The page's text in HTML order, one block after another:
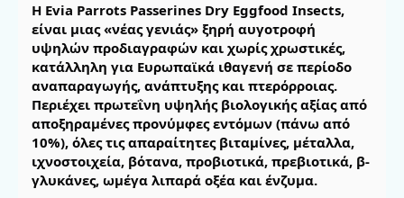
H Evia Parrots Passerines Dry Eggfood Insects,
είναι μιας «νέας γενιάς» ξηρή αυγοτροφή
υψηλών προδιαγραφών και χωρίς χρωστικές,
κατάλληλη για Ευρωπαϊκά ιθαγενή σε περίοδο
αναπαραγωγής, ανάπτυξης και πτερόρροιας.
Περιέχει πρωτεΐνη υψηλής βιολογικής αξίας από
αποξηραμένες προνύμφες εντόμων (πάνω από
10%), όλες τις απαραίτητες βιταμίνες, μέταλλα,
ιχνοστοιχεία, βότανα, προβιοτικά, πρεβιοτικά, β-
γλυκάνες, ωμέγα λιπαρά οξέα και ένζυμα.